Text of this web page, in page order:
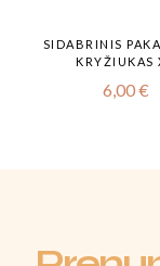
SIDABRINIS
KRYŽIUKAS
6,00€